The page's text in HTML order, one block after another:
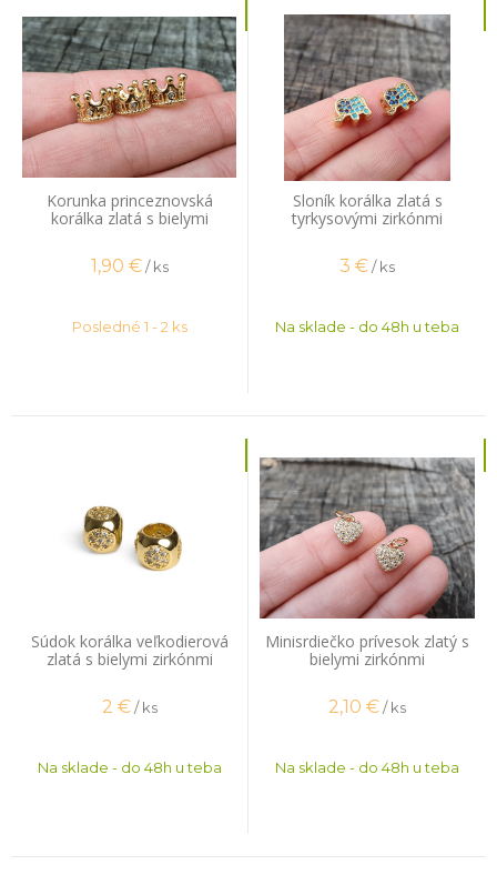
Korunka princeznovská
korálka zlatá s bielymi
1,90 € / ks
Posledné 1 - 2 ks
Sloník korálka zlatá s
tyrkysovými zirkónmi
3 €/ ks
Na sklade - do 48h u teba
Súdok korálka veľkodierová
zlatá s bielymi zirkónmi
2 € / ks
Na sklade - do 48h u teba
Minisrdiečko prívesok zlatý s
bielymi zirkónmi
2,10 €/ ks
Na sklade - do 48h u teba